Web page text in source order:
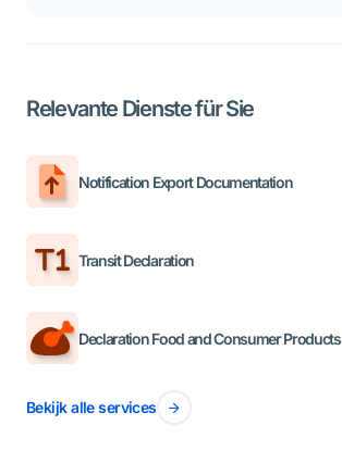
Relevante Dienste für Sie
Notification Export Documentation
Transit Declaration
Declaration Food and Consumer Products
Bekijk alle services